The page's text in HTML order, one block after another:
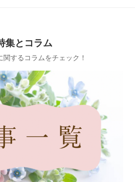
集とコラム
関するコラムをチェック！